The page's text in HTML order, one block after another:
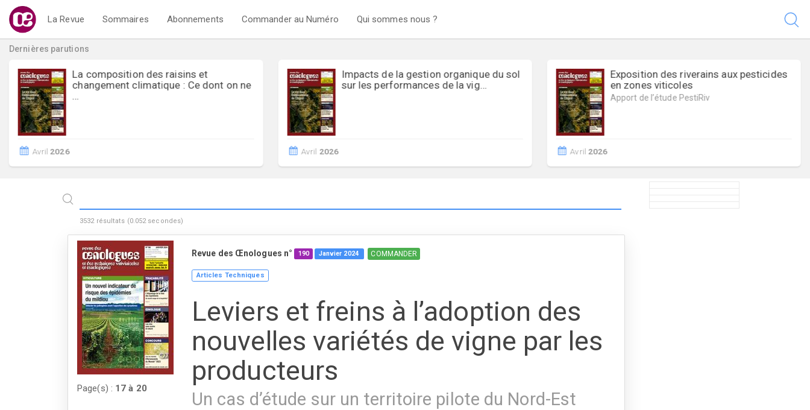
La Revue Sommaires Abonnements Commander au Numéro Qui sommes nous ?
Dernières parutions
La composition des raisins et
changement climatique : Ce dont on ne
…
Avril 2026
Impacts de la gestion organique du sol
sur les performances de la vig…
Avril 2026
Exposition des riverains aux pesticides
en zones viticoles
Apport de l’étude PestiRiv
Avril 2026
3532résultats (0.052secondes)
Page(s) : 17 à 20
Revue des Œnologues n° 190 Janvier 2024 COMMANDER
Articles Techniques
Leviers et freins à l’adoption des
nouvelles variétés de vigne par les
producteurs
Un cas d’étude sur un territoire pilote du Nord-Est